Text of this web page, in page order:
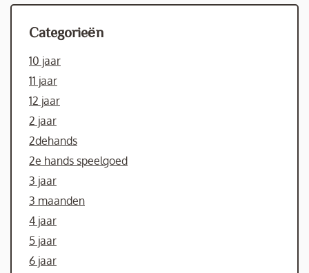
Categorieën
10 jaar
11 jaar
12 jaar
2 jaar
2dehands
2e hands speelgoed
3 jaar
3 maanden
4 jaar
5 jaar
6 jaar